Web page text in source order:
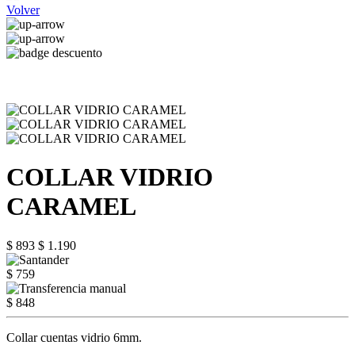
Volver
COLLAR VIDRIO
CARAMEL
$ 893 $ 1.190
$ 759
$ 848
Collar cuentas vidrio 6mm.